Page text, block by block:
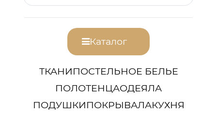
Каталог
ТКАНИПОСТЕЛЬНОЕ БЕЛЬЕ
ПОЛОТЕНЦАОДЕЯЛА
ПОДУШКИПОКРЫВАЛАКУХНЯ